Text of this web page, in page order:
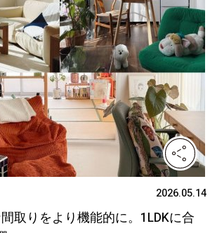
2026.05.14
取りをより機能的に。1LDKに合